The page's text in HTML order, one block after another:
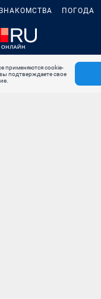
ПОГОДА
применяются cookie-
подтверждаете свое